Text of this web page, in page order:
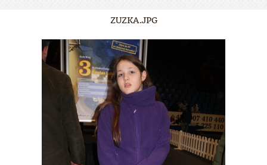
ZUZKA.JPG